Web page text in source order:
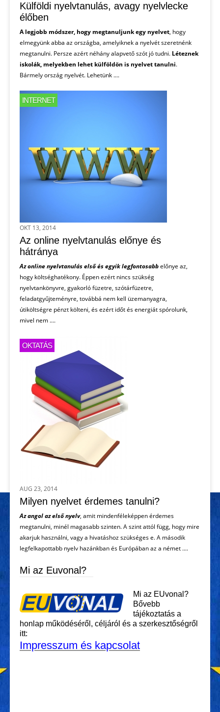
Külföldi nyelvtanulás, avagy nyelvlecke
élőben
A legjobb módszer, hogy megtanuljunk egy nyelvet, hogy
elmegyünk abba az országba, amelyiknek a nyelvét szeretnénk
megtanulni. Persze azért néhány alapvető szót jó tudni. Léteznek
iskolák, melyekben lehet külföldön is nyelvet tanulni.
Bármely ország nyelvét. Lehetünk ....
INTERNET
OKT 13, 2014
Az online nyelvtanulás előnye és
hátránya
Az online nyelvtanulás első és egyik legfontosabbelőnye az,
hogy költséghatékony. Éppen ezért nincs szükség
nyelvtankönyvre, gyakorló füzetre, szótárfüzetre,
feladatgyűjteményre, továbbá nem kell üzemanyagra,
útiköltségre pénzt költeni, és ezért időt és energiát spórolunk,
mivel nem ....
OKTATÁS
AUG 23, 2014
Milyen nyelvet érdemes tanulni?
Az angol az első nyelv, amit mindenféleképpen érdemes
megtanulni, minél magasabb szinten. A szint attól függ, hogy mire
akarjuk használni, vagy a hivatáshoz szükséges e. A második
legfelkapottabb nyelv hazánkban és Európában az a német ....
Mi az Euvonal?
Mi az EUvonal?
Bővebb
tájékoztatás a
honlap működéséről, céljáról és a szerkesztőségről
itt:
Impresszum és kapcsolat